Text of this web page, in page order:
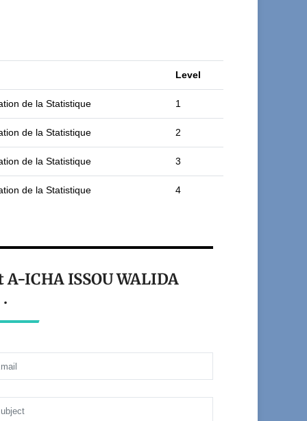
Level
de la Statistique 1
de la Statistique 2
de la Statistique 3
de la Statistique 4
ICHA ISSOU WALIDA